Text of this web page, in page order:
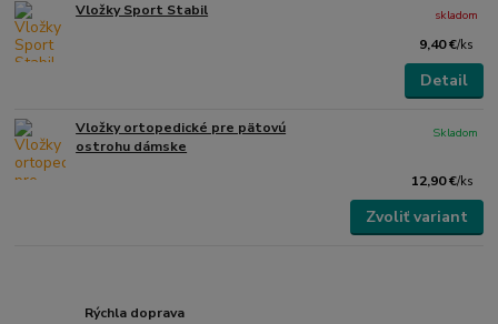
Vložky Sport Stabil
9,40 €/ks
skladom
Detail
Vložky ortopedické pre pätovú
ostrohu dámske
12,90 €/ks
Skladom
Zvoliť variant
Rýchla doprava